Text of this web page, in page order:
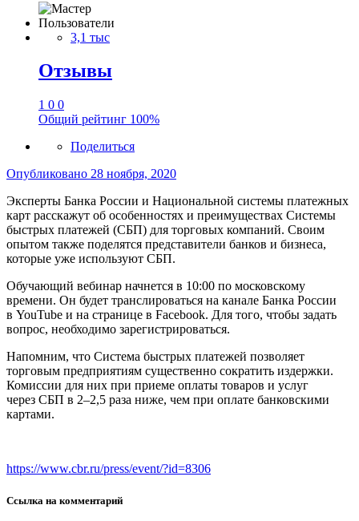
Пользователи
3,1 тыс
Отзывы
1 0 0
Общий рейтинг 100%
Поделиться
Опубликовано 28 ноября, 2020
Эксперты Банка России и Национальной системы платежных
карт расскажут об особенностях и преимуществах Системы
быстрых платежей (СБП) для торговых компаний. Своим
опытом также поделятся представители банков и бизнеса,
которые уже используют СБП.
Обучающий вебинар начнется в 10:00 по московскому
времени. Он будет транслироваться на канале Банка России
в YouTube и на странице в Facebook. Для того, чтобы задать
вопрос, необходимо зарегистрироваться.
Напомним, что Система быстрых платежей позволяет
торговым предприятиям существенно сократить издержки.
Комиссии для них при приеме оплаты товаров и услуг
через СБП в 2–2,5 раза ниже, чем при оплате банковскими
картами.
https://www.cbr.ru/press/event/?id=8306
Ссылка на комментарий